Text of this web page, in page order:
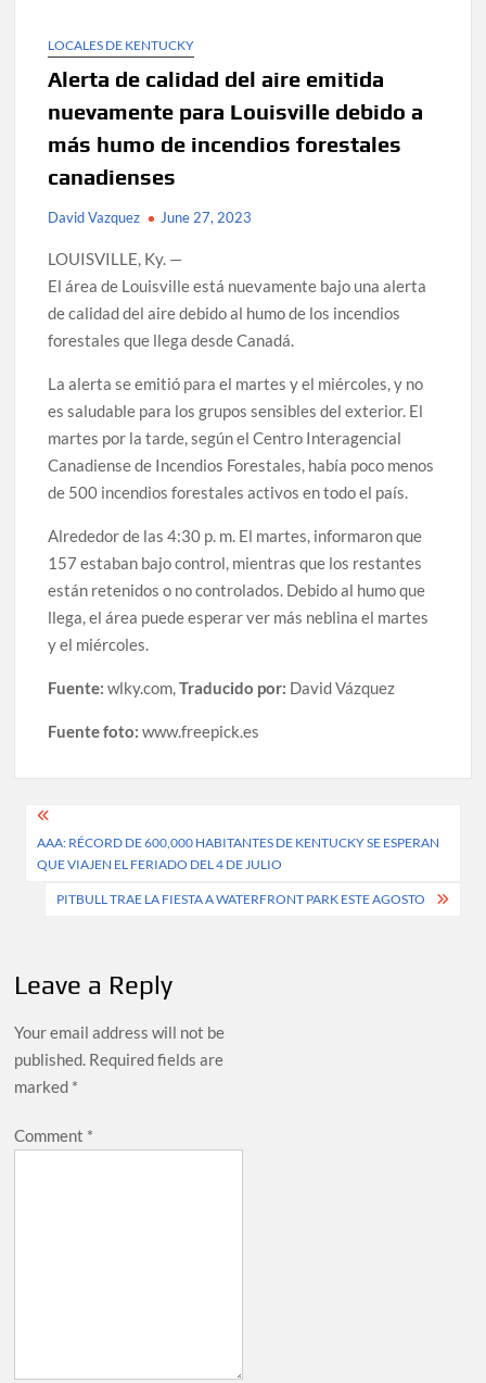
LOCALES DE KENTUCKY
Alerta de calidad del aire emitida
nuevamente para Louisville debido a
más humo de incendios forestales
canadienses
David Vazquez June 27, 2023
LOUISVILLE, Ky. —
El área de Louisville está nuevamente bajo una alerta
de calidad del aire debido al humo de los incendios
forestales que llega desde Canadá.
La alerta se emitió para el martes y el miércoles, y no
es saludable para los grupos sensibles del exterior. El
martes por la tarde, según el Centro Interagencial
Canadiense de Incendios Forestales, había poco menos
de 500 incendios forestales activos en todo el país.
Alrededor de las 4:30 p. m. El martes, informaron que
157 estaban bajo control, mientras que los restantes
están retenidos o no controlados. Debido al humo que
llega, el área puede esperar ver más neblina el martes
y el miércoles.
Fuente:wlky.com,Traducido por: David Vázquez
Fuente foto:www.freepick.es
Post
navigation
AAA: RÉCORD DE 600,000 HABITANTES DE KENTUCKY SE ESPERAN
QUE VIAJEN EL FERIADO DEL 4 DE JULIO
PITBULL TRAE LA FIESTA A WATERFRONT PARK ESTE AGOSTO
Leave a Reply
Your email address will not be
published. Required fields are
marked *
Comment *